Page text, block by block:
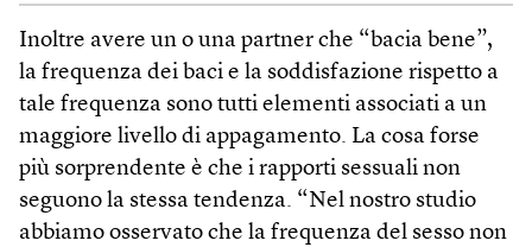
Inoltre avere un o una partner che “bacia bene”,
la frequenza dei baci e la soddisfazione rispetto a
tale frequenza sono tutti elementi associati a un
maggiore livello di appagamento. La cosa forse
più sorprendente è che i rapporti sessuali non
seguono la stessa tendenza. “Nel nostro studio
abbiamo osservato che la frequenza del sesso non